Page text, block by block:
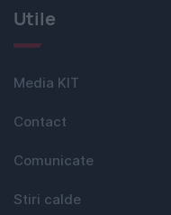
Utile
Media KIT
Contact
Comunicate
Stiri calde